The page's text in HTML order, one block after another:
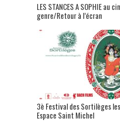
LES STANCES A SOPHIE au
genre/Retour à l’écran
3è Festival des Sortilèges
Espace Saint Michel